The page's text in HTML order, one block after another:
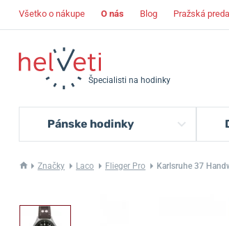
Všetko o nákupe O nás Blog Pražská
Špecialisti na hodinky
Pánske hodinky
Značky Laco Flieger Pro Karlsruhe 37